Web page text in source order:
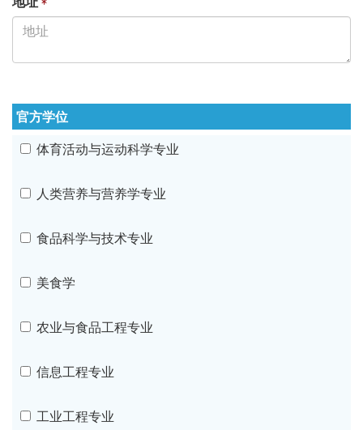
官方学位
体育活动与运动科学专业
人类营养与营养学专业
食品科学与技术专业
美食学
农业与食品工程专业
信息工程专业
工业工程专业